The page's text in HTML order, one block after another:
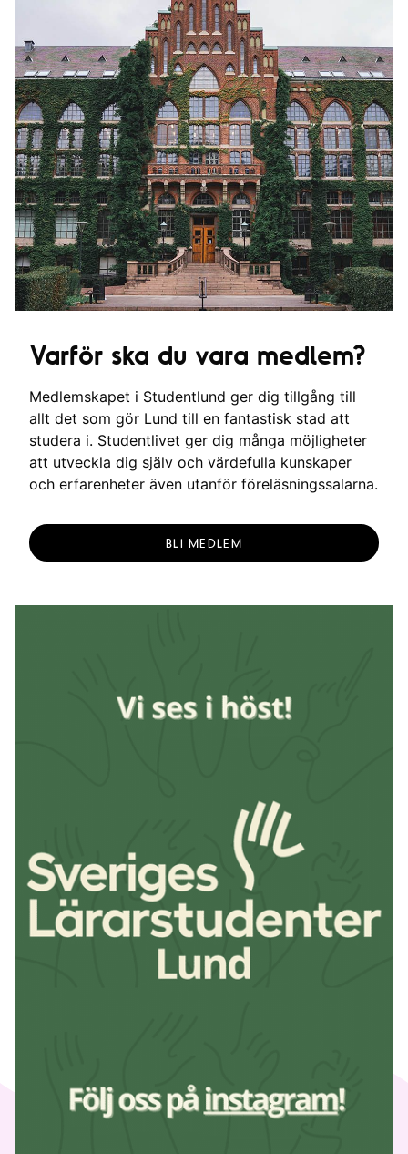
Varför ska du vara medlem?
Medlemskapet i Studentlund ger dig tillgång till
allt det som gör Lund till en fantastisk stad att
studera i. Studentlivet ger dig många möjligheter
att utveckla dig själv och värdefulla kunskaper
och erfarenheter även utanför föreläsningssalarna.
BLI MEDLEM